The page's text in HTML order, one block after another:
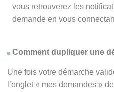
vous retrouverez les
demande en vous
Comment dupliquer une
Une fois votre démarche
l’onglet « mes demandes »